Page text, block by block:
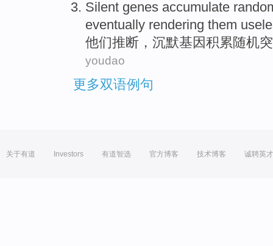
Silent genes accumulate
eventually rendering them
他们推断 ， 沉默基因积累随机
youdao
更多双语例句
关于有道 Investors 有道智选 官方博客 技术博客 诚聘英才